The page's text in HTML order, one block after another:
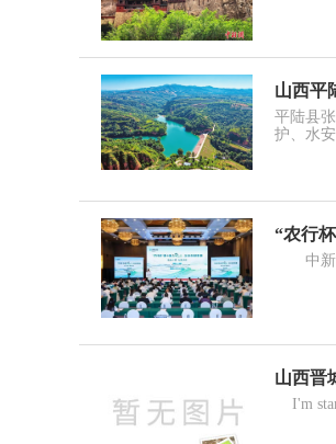
山西平
平陆县
护、水
“农行
中新网
山西晋
I'm